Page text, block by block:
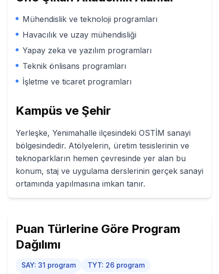
Mühendislik ve teknoloji programları
Havacılık ve uzay mühendisliği
Yapay zeka ve yazılım programları
Teknik önlisans programları
İşletme ve ticaret programları
Kampüs ve Şehir
Yerleşke, Yenimahalle ilçesindeki OSTİM sanayi
bölgesindedir. Atölyelerin, üretim tesislerinin ve
teknoparkların hemen çevresinde yer alan bu
konum, staj ve uygulama derslerinin gerçek sanayi
ortamında yapılmasına imkan tanır.
Puan Türlerine Göre Program
Dağılımı
SAY: 31 program TYT: 26 program